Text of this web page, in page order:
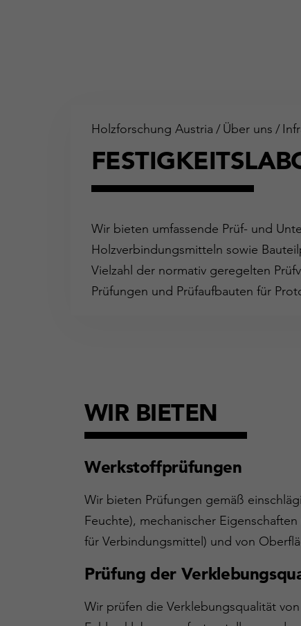
Holzforschung Austria / Über uns /
Wir bieten umfassende Prüf- und
Holzverbindungsmitteln sowie
Vielzahl der normativ geregelten
Prüfungen und Prüfaufbauten für
WIR BIETEN
Werkstoffprüfungen
Wir bieten Prüfungen gemäß
Feuchte), mechanischer
für Verbindungsmittel) und von
Prüfung der
Wir prüfen die Verklebungsqualität